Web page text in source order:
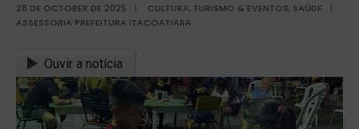
28 DE OCTOBER DE 2025 | CULTURA, TURISMO & EVENTOS, SAÚDE
|
ASSESSORIA PREFEITURA ITACOATIARA
Ouvir a notícia